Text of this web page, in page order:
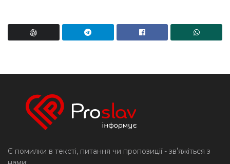
Є помилки в тексті, питання чи пропозиції - звʼяжіться з